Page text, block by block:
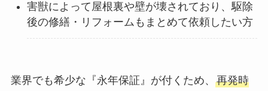
害獣によって屋根裏や壁が壊されており、駆除
後の修繕・リフォームもまとめて依頼したい方
業界でも希少な『永年保証』が付くため、 再発時